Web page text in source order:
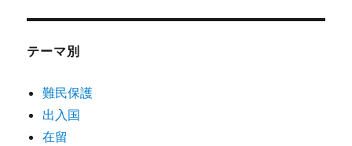
テーマ別
難民保護
出入国
在留